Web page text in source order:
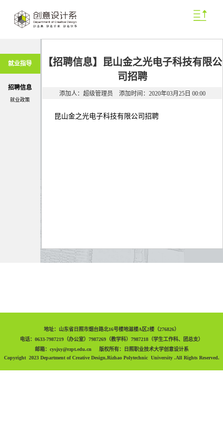
就业指导
招聘信息
就业政策
【招聘信息】昆山金之光电子科技有限公
司招聘
添加人：超级管理员 添加时间：2020年03月25日 00:00
昆山金之光电子科技有限公司招聘
地址：山东省日照市烟台路北16号楼地滋楼A区2楼（276826）
电话：0633-7987219（办公室）7987269（教学科）7987218（学生工作科、团总支）
邮箱：cysjxy@rzpt.edu.cn 版权所有：日照职业技术大学创意设计系
Copyright 2023 Department of Creative Design,Rizhao Polytechnic University .All Rights Reserved.